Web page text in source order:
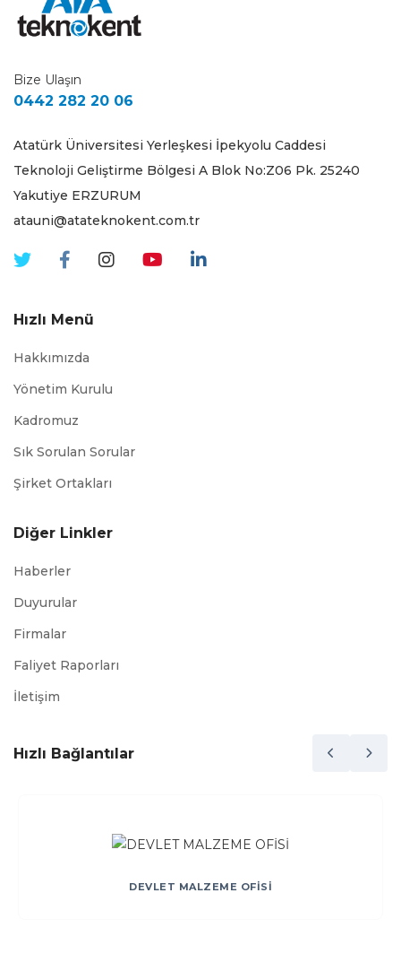
Bize Ulaşın
0442 282 20 06
Atatürk Üniversitesi Yerleşkesi İpekyolu Caddesi
Teknoloji Geliştirme Bölgesi A Blok No:Z06 Pk. 25240
Yakutiye ERZURUM
atauni@atateknokent.com.tr
Hızlı Menü
Hakkımızda
Yönetim Kurulu
Kadromuz
Sık Sorulan Sorular
Şirket Ortakları
Diğer Linkler
Haberler
Duyurular
Firmalar
Faliyet Raporları
İletişim
Hızlı Bağlantılar
DEVLET MALZEME OFİSİ